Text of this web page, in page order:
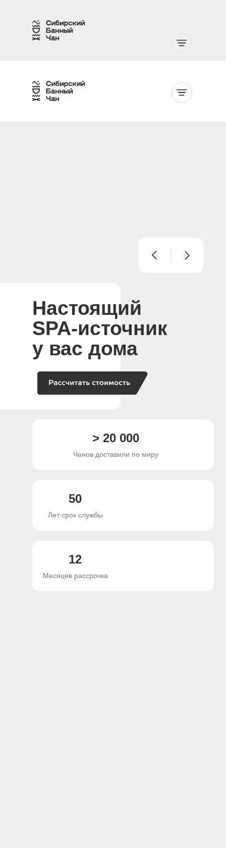
Настоящий
SPA-источник
у вас дома
> 20 000
Чанов доставили по миру
50
Лет cрок службы
12
Месяцев рассрочка